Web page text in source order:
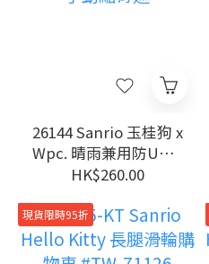
26144 Sanrio 玉桂狗 x
Wpc. 晴雨兼用防UV手
動縮骨遮
HK$260.00
現貨限時95折